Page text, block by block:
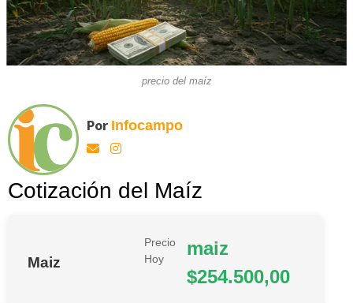
precio del maíz
Por Infocampo
Cotización del Maíz
Maiz
Precio
Hoy
maiz
$254.500,00